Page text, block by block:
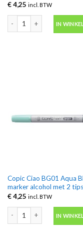
€4,25 incl. BTW
Copic Ciao B99 Agate
IN
Copic Ciao BG01 Aqua
marker alcohol met 2 tips
€4,25 incl. BTW
IN